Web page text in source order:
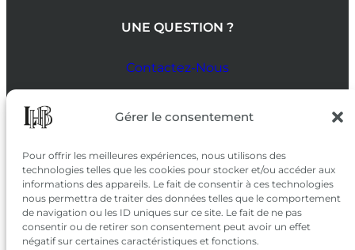
Gérer le consentement
Pour offrir les meilleures expériences, nous utilisons des
technologies telles que les cookies pour stocker et/ou accéder aux
informations des appareils. Le fait de consentir à ces technologies
nous permettra de traiter des données telles que le comportement
de navigation ou les ID uniques sur ce site. Le fait de ne pas
consentir ou de retirer son consentement peut avoir un effet
négatif sur certaines caractéristiques et fonctions.
UNE QUESTION ?
Contactez-Nous
SUIVEZ-NOUS
SUR LES RÉSEAUX